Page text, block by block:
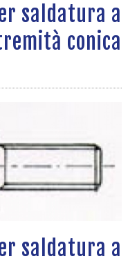
saldatura a
conica
saldatura a